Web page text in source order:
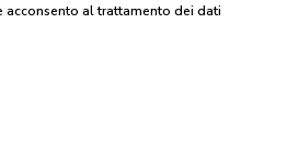
acconsento al trattamento dei dati